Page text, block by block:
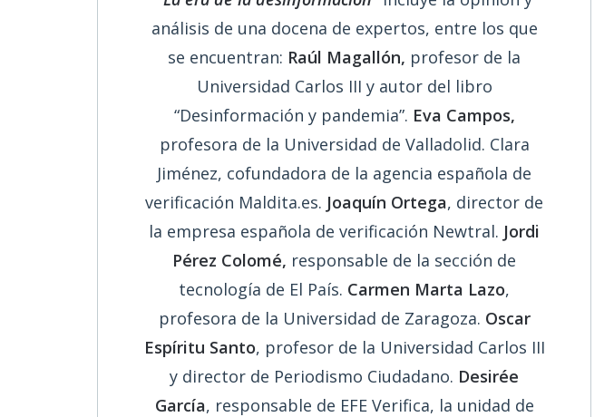
análisis de una docena de expertos, entre los que
se encuentran: Raúl Magallón, profesor de la
Universidad Carlos III y autor del libro
“Desinformación y pandemia”. Eva Campos,
profesora de la Universidad de Valladolid. Clara
Jiménez, cofundadora de la agencia española de
verificación Maldita.es. Joaquín Ortega, director de
la empresa española de verificación Newtral. Jordi
Pérez Colomé, responsable de la sección de
tecnología de El País. Carmen Marta Lazo,
profesora de la Universidad de Zaragoza. Oscar
Espíritu Santo, profesor de la Universidad Carlos III
y director de Periodismo Ciudadano. Desirée
García, responsable de EFE Verifica, la unidad de